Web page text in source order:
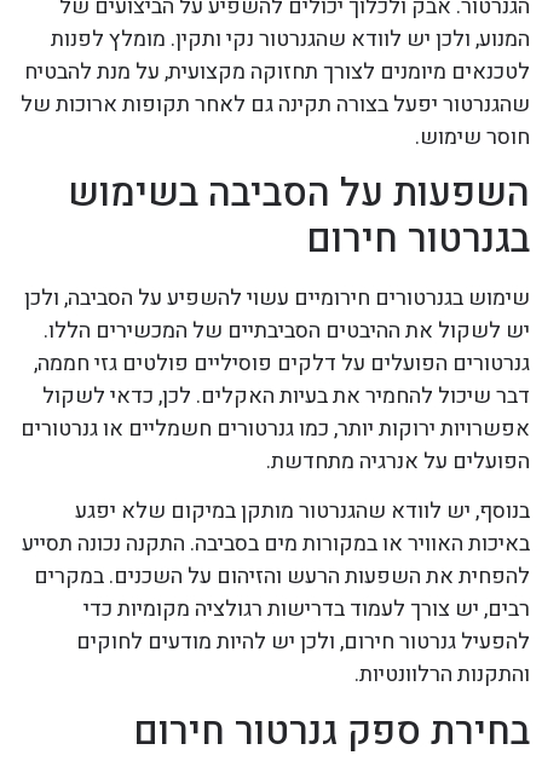
המנוע, ולכן יש לוודא שהגנרטור נקי ותקין. מומלץ לפנות
לטכנאים מיומנים לצורך תחזוקה מקצועית, על מנת להבטיח
שהגנרטור יפעל בצורה תקינה גם לאחר תקופות ארוכות של
חוסר שימוש.
השפעות על הסביבה בשימוש
בגנרטור חירום
שימוש בגנרטורים חירומיים עשוי להשפיע על הסביבה, ולכן
יש לשקול את ההיבטים הסביבתיים של המכשירים הללו.
גנרטורים הפועלים על דלקים פוסיליים פולטים גזי חממה,
דבר שיכול להחמיר את בעיות האקלים. לכן, כדאי לשקול
אפשרויות ירוקות יותר, כמו גנרטורים חשמליים או גנרטורים
הפועלים על אנרגיה מתחדשת.
בנוסף, יש לוודא שהגנרטור מותקן במיקום שלא יפגע
באיכות האוויר או במקורות מים בסביבה. התקנה נכונה תסייע
להפחית את השפעות הרעש והזיהום על השכנים. במקרים
רבים, יש צורך לעמוד בדרישות רגולציה מקומיות כדי
להפעיל גנרטור חירום, ולכן יש להיות מודעים לחוקים
והתקנות הרלוונטיות.
בחירת ספק גנרטור חירום